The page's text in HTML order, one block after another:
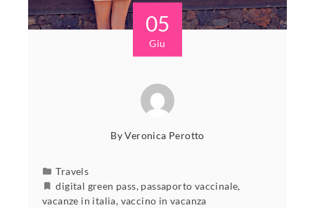
05
Giu
ByVeronica Perotto
Travels
digital green pass, passaporto vaccinale,
vacanze in italia, vaccino in vacanza